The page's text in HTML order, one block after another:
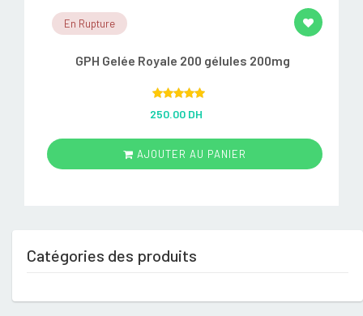
En Rupture
GPH Gelée Royale 200 gélules 200mg
out of 5
250.00 DH
AJOUTER AU PANIER
Catégories des produits